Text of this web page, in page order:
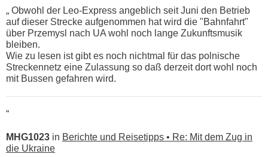
„ Obwohl der Leo-Express angeblich seit Juni den Betrieb
auf dieser Strecke aufgenommen hat wird die "Bahnfahrt"
über Przemysl nach UA wohl noch lange Zukunftsmusik
bleiben.
Wie zu lesen ist gibt es noch nichtmal für das polnische
Streckennetz eine Zulassung so daß derzeit dort wohl noch
mit Bussen gefahren wird.
“
MHG1023 in Berichte und Reisetipps • Re: Mit dem Zug in
die Ukraine